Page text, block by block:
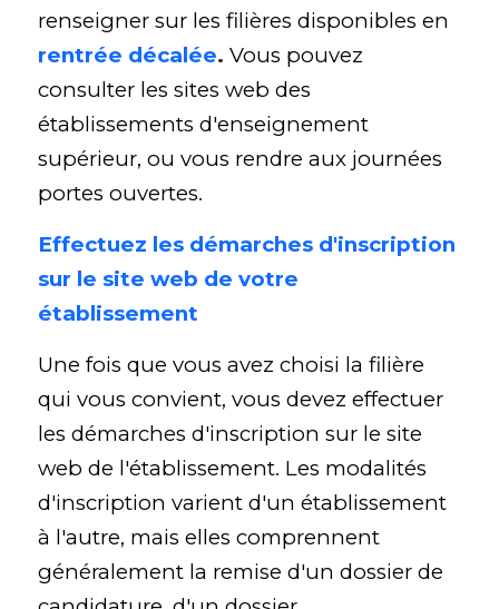
rentrée décalée. Vous pouvez
consulter les sites web des
établissements d'enseignement
supérieur, ou vous rendre aux journées
portes ouvertes.
Effectuez les démarches d'inscription
sur le site web de votre
établissement
Une fois que vous avez choisi la filière
qui vous convient, vous devez effectuer
les démarches d'inscription sur le site
web de l'établissement. Les modalités
d'inscription varient d'un établissement
à l'autre, mais elles comprennent
généralement la remise d'un dossier de